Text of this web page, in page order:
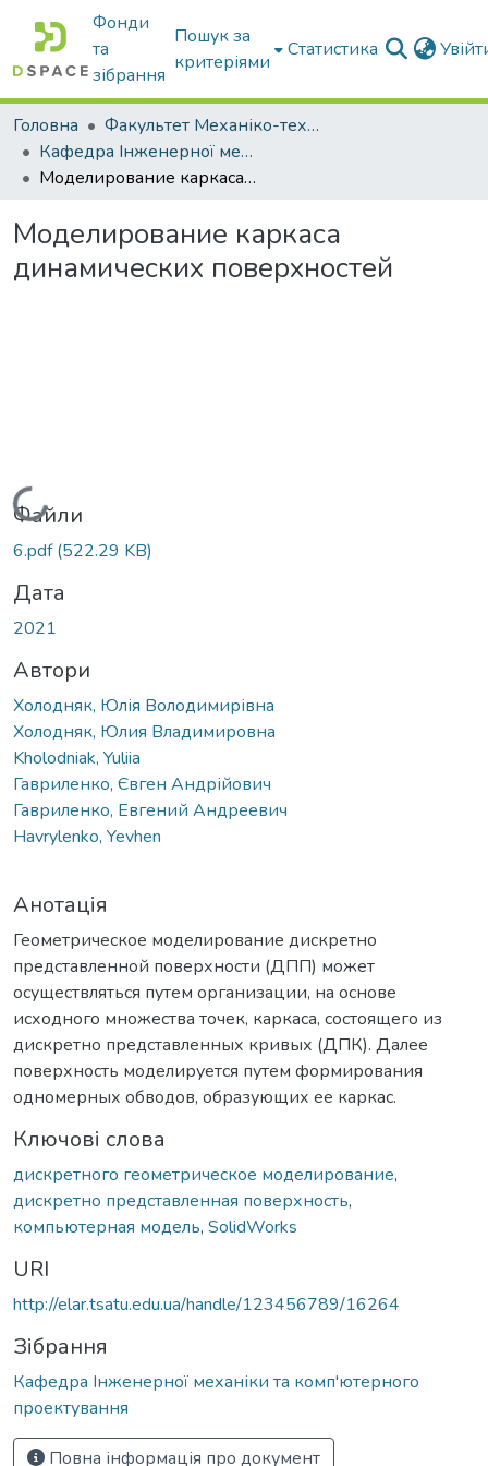
Фонди
та
зібрання
Пошук за
критеріями
Статистика
Головна
Факультет Механіко-технологічний
Кафедра Інженерної механіки та комп'ютерного проектування
Моделирование каркаса динамических поверхностей
Моделирование каркаса
динамических поверхностей
Вантажиться...
Файли
6.pdf(522.29 KB)
Дата
2021
Автори
Холодняк, Юлія Володимирівна
Холодняк, Юлия Владимировна
Kholodniak, Yuliia
Гавриленко, Євген Андрійович
Гавриленко, Евгений Андреевич
Havrylenko, Yevhen
Анотація
Геометрическое моделирование дискретно
представленной поверхности (ДПП) может
осуществляться путем организации, на основе
исходного множества точек, каркаса, состоящего из
дискретно представленных кривых (ДПК). Далее
поверхность моделируется путем формирования
одномерных обводов, образующих ее каркас.
Ключові слова
дискретного геометрическое моделирование,
дискретно представленная поверхность,
компьютерная модель, SolidWorks
URI
http://elar.tsatu.edu.ua/handle/123456789/16264
Зібрання
Кафедра Інженерної механіки та комп'ютерного
проектування
Повна інформація про документ